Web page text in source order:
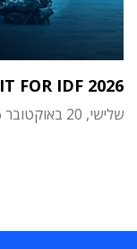
IT FOR IDF 2026
שלישי, 20 באוקטובר 2026